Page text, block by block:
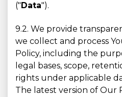
("Data").
9.2. We provide
we collect and process
Policy, including the
legal bases, scope,
rights under applicable
The latest version of Our